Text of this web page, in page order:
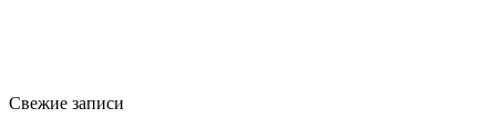
Свежие записи